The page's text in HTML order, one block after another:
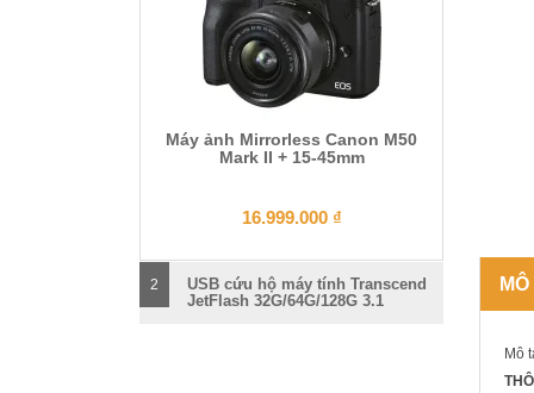
Máy ảnh Mirrorless Canon M50
Mark II + 15-45mm
16.999.000 ₫
2
USB cứu hộ máy tính Transcend
JetFlash 32G/64G/128G 3.1
Mô